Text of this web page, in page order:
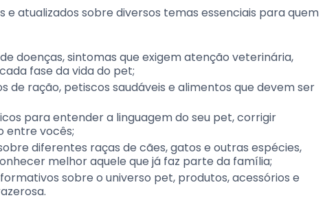
atualizados sobre diversos temas essenciais para quem
doenças, sintomas que exigem atenção veterinária,
fase da vida do pet;
de ração, petiscos saudáveis e alimentos que devem ser
para entender a linguagem do seu pet, corrigir
entre vocês;
diferentes raças de cães, gatos e outras espécies,
melhor aquele que já faz parte da família;
sobre o universo pet, produtos, acessórios e